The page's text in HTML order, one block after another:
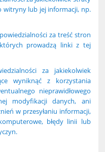
witryny lub jej informacji, np.
za treść stron
prowadzą linki z tej
za jakiekolwiek
wyniknąć z korzystania
nieprawidłowego
modyfikacji danych, ani
w przesyłaniu informacji,
błędy linii lub